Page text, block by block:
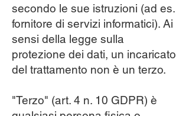
secondo le sue istruzioni (ad es.
fornitore di servizi informatici). Ai
sensi della legge sulla
protezione dei dati, un incaricato
del trattamento non è un terzo.
"Terzo" (art. 4 n. 10 GDPR) è